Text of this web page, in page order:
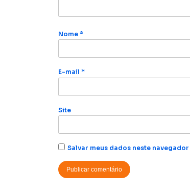
Nome*
E-mail*
Site
Salvar meus dados neste